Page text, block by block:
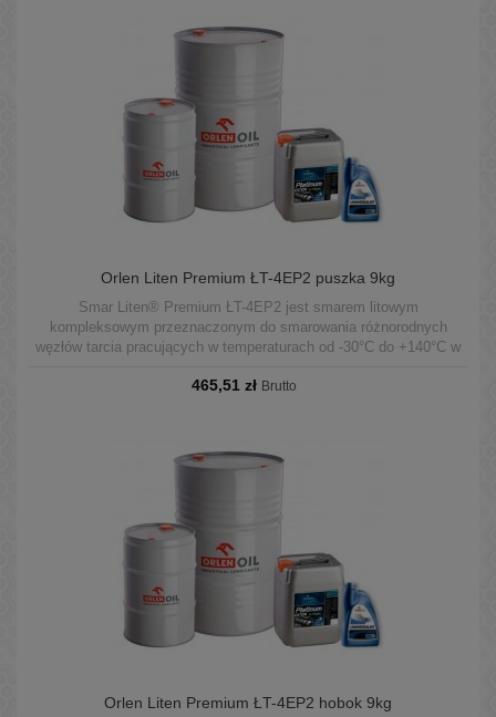
Orlen Liten Premium ŁT-4EP2 puszka 9kg
Smar Liten® Premium ŁT-4EP2 jest smarem litowym
kompleksowym przeznaczonym do smarowania różnorodnych
węzłów tarcia pracujących w temperaturach od -30°C do +140°C w
465,51 zł Brutto
Orlen Liten Premium ŁT-4EP2 hobok 9kg